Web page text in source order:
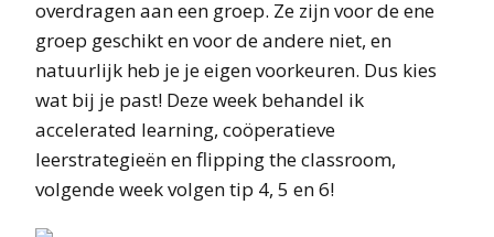
overdragen aan een groep. Ze zijn voor de ene
groep geschikt en voor de andere niet, en
natuurlijk heb je je eigen voorkeuren. Dus kies
wat bij je past! Deze week behandel ik
accelerated learning, coöperatieve
leerstrategieën en flipping the classroom,
volgende week volgen tip 4, 5 en 6!